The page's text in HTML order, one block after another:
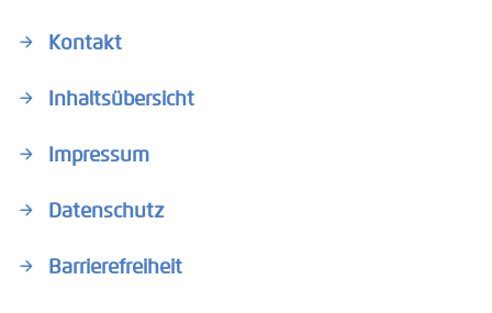
Kontakt
Inhaltsübersicht
Impressum
Datenschutz
Barrierefreiheit